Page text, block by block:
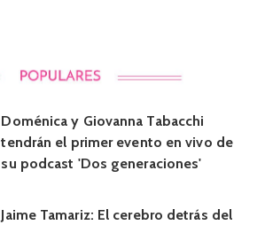
Doménica y Giovanna Tabacchi
tendrán el primer evento en vivo de
su podcast 'Dos generaciones'
Jaime Tamariz: El cerebro detrás del